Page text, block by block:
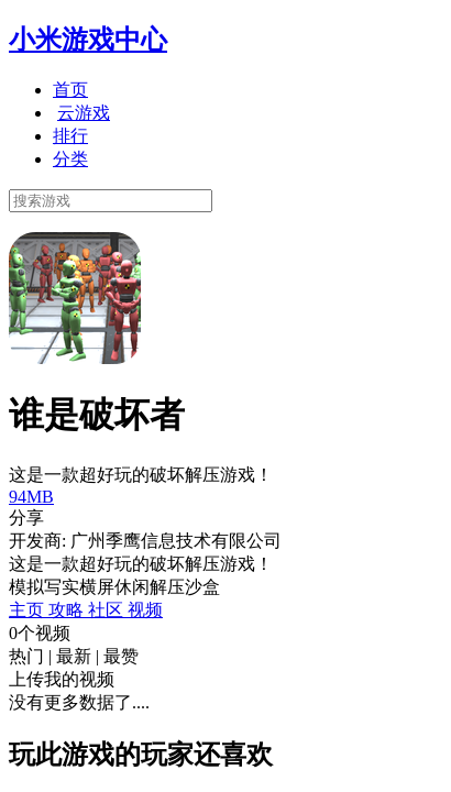
小米游戏中心
首页
云游戏
排行
分类
谁是破坏者
这是一款超好玩的破坏解压游戏！
94MB
分享
开发商: 广州季鹰信息技术有限公司
这是一款超好玩的破坏解压游戏！
模拟写实横屏休闲解压沙盒
主页 攻略 社区 视频
0个视频
热门 | 最新 | 最赞
上传我的视频
没有更多数据了....
玩此游戏的玩家还喜欢